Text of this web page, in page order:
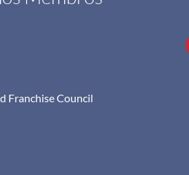
Franchise Council